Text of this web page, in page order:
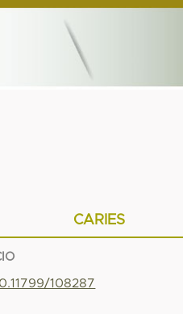
CARIES
108287